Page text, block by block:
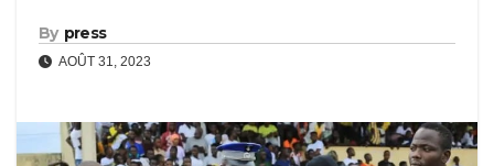
By press
AOÛT 31, 2023